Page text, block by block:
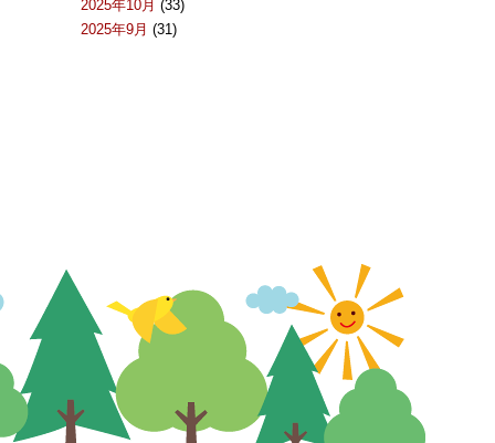
2025年10月 (33)
2025年9月 (31)